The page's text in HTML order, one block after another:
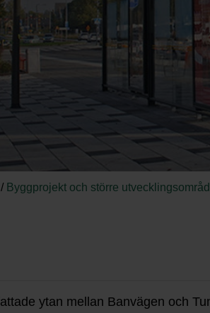
/ Byggprojekt och större
ytan mellan Banvägen och